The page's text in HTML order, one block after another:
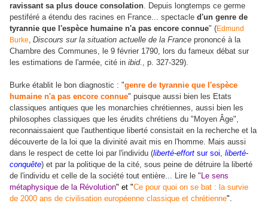
ravissant sa plus douce consolation. Depuis longtemps ce germe
pestiféré a étendu des racines en France... spectacle d'un genre de
tyrannie que l'espèce humaine n'a pas encore connue" (Edmund
Burke, Discours sur la situation actuelle de la France prononcé à la
Chambre des Communes, le 9 février 1790, lors du fameux débat sur
les estimations de l'armée, cité in ibid., p. 327-329).
Burke établit le bon diagnostic : "genre de tyrannie que l'espèce
humaine n'a pas encore connue" puisque aussi bien les Etats
classiques antiques que les monarchies chrétiennes, aussi bien les
philosophes classiques que les érudits chrétiens du "Moyen Âge",
reconnaissaient que l'authentique liberté consistait en la recherche et la
découverte de la loi que la divinité avait mis en l'homme. Mais aussi
dans le respect de cette loi par l'individu (liberté-effort sur soi, liberté-
conquête) et par la politique de la cité, sous peine de détruire la liberté
de l'individu et celle de la société tout entière... Lire le " Le sens
métaphysique de la Révolution" et "Ce pour quoi on se bat : la survie
de 2000 ans de civilisation européenne classique et chrétienne".